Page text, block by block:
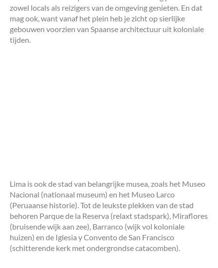
zowel locals als reizigers van de omgeving genieten. En dat
mag ook, want vanaf het plein heb je zicht op sierlijke
gebouwen voorzien van Spaanse architectuur uit koloniale
tijden.
Lima is ook de stad van belangrijke musea, zoals het Museo
Nacional (nationaal museum) en het Museo Larco
(Peruaanse historie). Tot de leukste plekken van de stad
behoren Parque de la Reserva (relaxt stadspark), Miraflores
(bruisende wijk aan zee), Barranco (wijk vol koloniale
huizen) en de Iglesia y Convento de San Francisco
(schitterende kerk met ondergrondse catacomben).